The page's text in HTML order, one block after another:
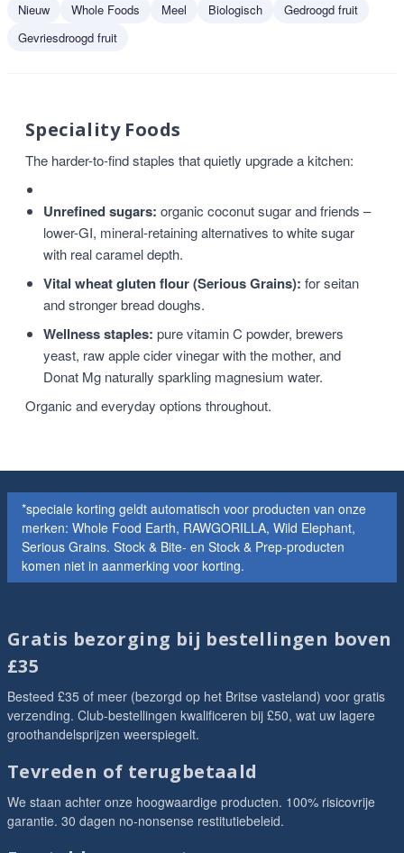
Nieuw
Whole Foods Meel Biologisch
Gedroogd fruit
Gevriesdroogd fruit
Speciality Foods
The harder-to-find staples that quietly upgrade a kitchen:
Unrefined sugars: organic coconut sugar and friends –
lower-GI, mineral-retaining alternatives to white sugar
with real caramel depth.
Vital wheat gluten flour (Serious Grains): for seitan
and stronger bread doughs.
Wellness staples: pure vitamin C powder, brewers
yeast, raw apple cider vinegar with the mother, and
Donat Mg naturally sparkling magnesium water.
Organic and everyday options throughout.
*speciale korting geldt automatisch voor producten van onze
merken: Whole Food Earth, RAWGORILLA, Wild Elephant,
Serious Grains. Stock & Bite- en Stock & Prep-producten
komen niet in aanmerking voor korting.
Gratis bezorging bij bestellingen boven
£35
Besteed £35 of meer (bezorgd op het Britse vasteland) voor gratis
verzending. Club-bestellingen kwalificeren bij £50, wat uw lagere
groothandelsprijzen weerspiegelt.
Tevreden of terugbetaald
We staan achter onze hoogwaardige producten. 100% risicovrije
garantie. 30 dagen no-nonsense restitutiebeleid.